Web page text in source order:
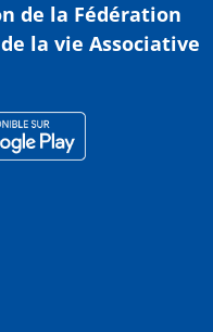
de la Fédération
la vie Associative